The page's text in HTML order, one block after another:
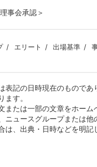
事会承認＞
エリート 出場基準
表記の日時現在のものであ
ます。
または一部の文章をホーム
ニュースグループまたは他
は、出典・日時などを明記